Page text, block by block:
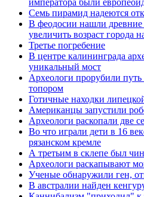
императора были
Семь пирамид надеются
В феодосии нашли
увеличить возраст города
Третье погребение
В центре калининграда
уникальный мост
Археологи прорубили
топором
Готичные находки
Американцы запустили
Археологи раскопали две
Во что играли дети в 16
рязанском кремле
А третьим в склепе был
Археологи раскапывают
Ученые обнаружили ген,
В австралии найден